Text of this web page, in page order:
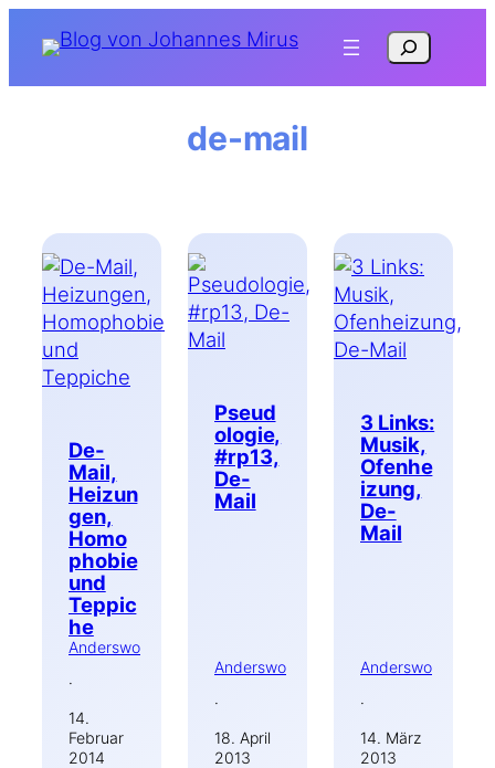
Inhalt
Suchen
de-mail
De-
Mail,
Heizun
gen,
Homo
phobie
und
Teppic
he
Anderswo
·
14.
Februar
2014
Pseud
ologie,
#rp13,
De-
Mail
Anderswo
·
18. April
2013
3 Links:
Musik,
Ofenhe
izung,
De-
Mail
Anderswo
·
14. März
2013